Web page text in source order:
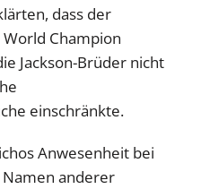
dass der
Champion
Jackson-Brüder nicht
einschränkte.
Anwesenheit bei
anderer